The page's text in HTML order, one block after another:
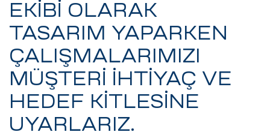
EKİBİ OLARAK
TASARIM YAPARKEN
ÇALIŞMALARIMIZI
MÜŞTERİ İHTİYAÇ VE
HEDEF KİTLESİNE
UYARLARIZ.